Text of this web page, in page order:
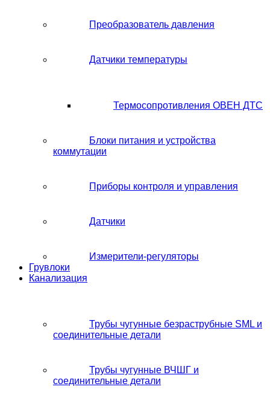
Преобразователь давления
Датчики температуры
Термосопротивления ОВЕН ДТС
Блоки питания и устройства
коммутации
Приборы контроля и управления
Датчики
Измерители-регуляторы
Грувлоки
Канализация
Трубы чугунные безраструбные SML и
соединительные детали
Трубы чугунные ВЧШГ и
соединительные детали